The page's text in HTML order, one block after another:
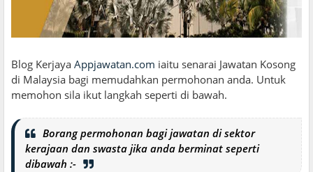
Blog Kerjaya Appjawatan.com iaitu senarai Jawatan Kosong
di Malaysia bagi memudahkan permohonan anda. Untuk
memohon sila ikut langkah seperti di bawah.
Borang permohonan bagi jawatan di sektor
kerajaan dan swasta jika anda berminat seperti
dibawah :-